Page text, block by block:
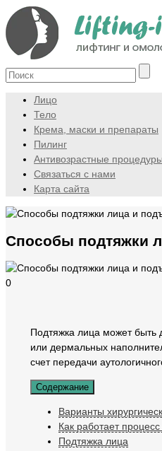
Лицо
Тело
Крема, маски и препараты
Пилинг
Антивозрастные процедуры
Связаться с нами
Карта сайта
Способы подтяжки
0
Подтяжка лица может быть
или дермальных
счет передачи
Содержание
Варианты
Как работает
Подтяжка лица